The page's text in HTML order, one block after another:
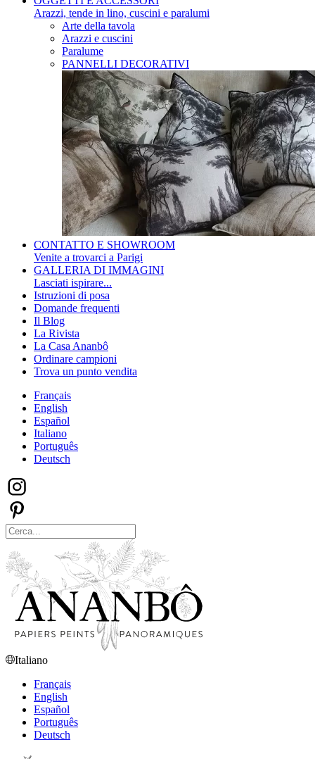
Arazzi, tende in lino, cuscini e paralumi
Arte della tavola
Arazzi e cuscini
Paralume
PANNELLI DECORATIVI
CONTATTO E SHOWROOM
Venite a trovarci a Parigi
GALLERIA DI IMMAGINI
Lasciati ispirare...
Istruzioni di posa
Domande frequenti
Il Blog
La Rivista
La Casa Ananbô
Ordinare campioni
Trova un punto vendita
Français
English
Español
Italiano
Português
Deutsch
Italiano
Français
English
Español
Português
Deutsch